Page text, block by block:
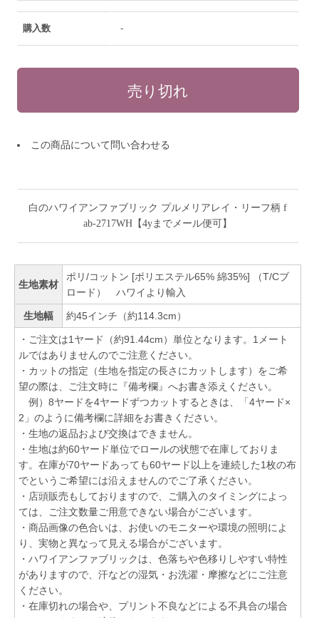
購入数 -
この商品について問い合わせる
白のハワイアンファブリック プルメリアレイ・リーフ柄 f
ab-2717WH【4yまでメール便可】
生地素材
ポリ/コットン [ポリエステル65% 綿35%] （T/Cブ
ロード） ハワイより輸入
生地幅 約45インチ（約114.3cm）
・ご注文は1ヤード（約91.44cm）単位となります。1メート
ルではありませんのでご注意ください。
・カットの指定（生地を指定の長さにカットします）をご希
望の際は、ご注文時に『備考欄』へお書き添えください。
例）8ヤードを4ヤードずつカットするときは、「4ヤード×
2」のように備考欄に詳細をお書きください。
・生地の返品および交換はできません。
・生地は約60ヤード単位でロールの状態で在庫しておりま
す。在庫が70ヤードあっても60ヤード以上を連続した1枚の布
でというご希望には沿えませんのでご了承ください。
・店頭販売もしておりますので、ご購入のタイミングによっ
ては、ご注文数量ご用意できない場合がございます。
・商品画像の色合いは、お使いのモニターや環境の照明によ
り、実物と異なって見える場合がございます。
・ハワイアンファブリックは、色落ちや色移りしやすい特性
がありますので、汗などの湿気・お洗濯・摩擦などにご注意
ください。
・在庫切れの場合や、プリント不良などによる不具合の場合